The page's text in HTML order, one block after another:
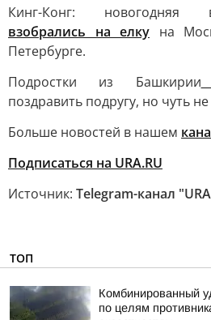
Кинг-Конг: новогодняя
взобрались на елку на
Петербурге.
Подростки из Башкирии
поздравить подругу, но чуть
Больше новостей в нашем
Подписаться на URA.RU
Источник: Telegram-канал
ТОП
Комбинированный
по целям